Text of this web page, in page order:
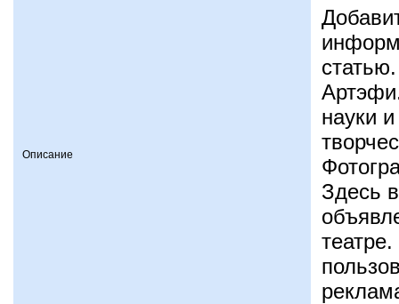
Описание
науки
Здесь